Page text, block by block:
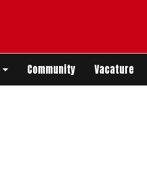
Community Vacature